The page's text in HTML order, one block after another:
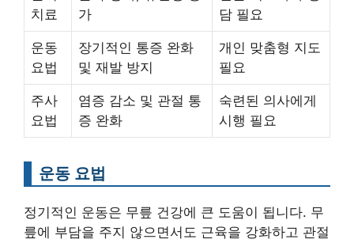
치료
가
담 필요
운동
요법
장기적인 통증 완화
및 재발 방지
개인 맞춤형 지도
필요
주사
요법
염증 감소 및 관절 통
증 완화
숙련된 의사에게
시행 필요
운동 요법
정기적인 운동은 무릎 건강에 큰 도움이 됩니다. 무
릎에 부담을 주지 않으면서도 근육을 강화하고 관절